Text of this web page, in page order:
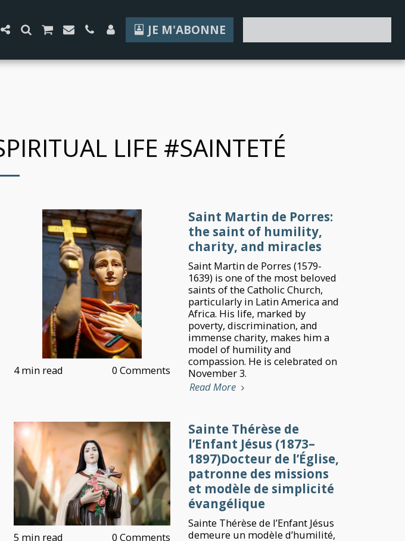
JE M'ABONNE
LIFE #SAINTETÉ
4 min read 0 Comments
Saint Martin de Porres:
the saint of humility,
charity, and miracles
Saint Martin de Porres (1579-
1639) is one of the most beloved
saints of the Catholic Church,
particularly in Latin America and
Africa. His life, marked by
poverty, discrimination, and
immense charity, makes him a
model of humility and
compassion. He is celebrated on
November 3.
Read More
5 min read 0 Comments
Sainte Thérèse de
l’Enfant Jésus (1873–
1897)Docteur de l’Église,
patronne des missions
et modèle de simplicité
évangélique
Sainte Thérèse de l’Enfant Jésus
demeure un modèle d’humilité,